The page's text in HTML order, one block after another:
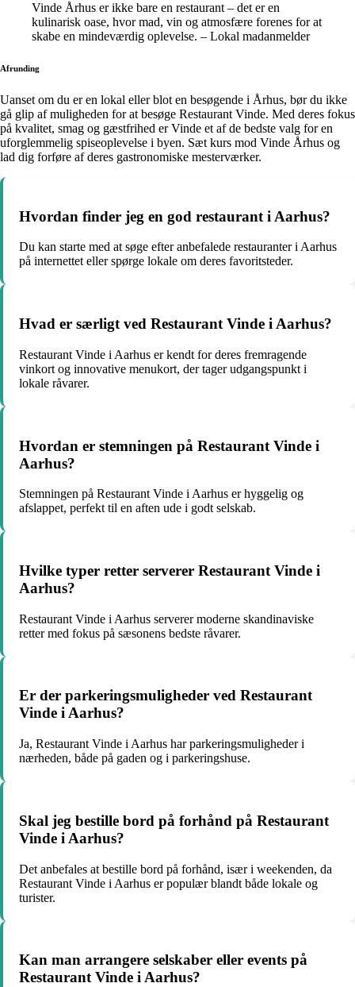
Vinde Århus er ikke bare en restaurant – det er en
kulinarisk oase, hvor mad, vin og atmosfære forenes for at
skabe en mindeværdig oplevelse. – Lokal madanmelder
Afrunding
Uanset om du er en lokal eller blot en besøgende i Århus, bør du ikke
gå glip af muligheden for at besøge Restaurant Vinde. Med deres fokus
på kvalitet, smag og gæstfrihed er Vinde et af de bedste valg for en
uforglemmelig spiseoplevelse i byen. Sæt kurs mod Vinde Århus og
lad dig forføre af deres gastronomiske mesterværker.
Hvordan finder jeg en god restaurant i Aarhus?
Du kan starte med at søge efter anbefalede restauranter i Aarhus
på internettet eller spørge lokale om deres favoritsteder.
Hvad er særligt ved Restaurant Vinde i Aarhus?
Restaurant Vinde i Aarhus er kendt for deres fremragende
vinkort og innovative menukort, der tager udgangspunkt i
lokale råvarer.
Hvordan er stemningen på Restaurant Vinde i
Aarhus?
Stemningen på Restaurant Vinde i Aarhus er hyggelig og
afslappet, perfekt til en aften ude i godt selskab.
Hvilke typer retter serverer Restaurant Vinde i
Aarhus?
Restaurant Vinde i Aarhus serverer moderne skandinaviske
retter med fokus på sæsonens bedste råvarer.
Er der parkeringsmuligheder ved Restaurant
Vinde i Aarhus?
Ja, Restaurant Vinde i Aarhus har parkeringsmuligheder i
nærheden, både på gaden og i parkeringshuse.
Skal jeg bestille bord på forhånd på Restaurant
Vinde i Aarhus?
Det anbefales at bestille bord på forhånd, især i weekenden, da
Restaurant Vinde i Aarhus er populær blandt både lokale og
turister.
Kan man arrangere selskaber eller events på
Restaurant Vinde i Aarhus?